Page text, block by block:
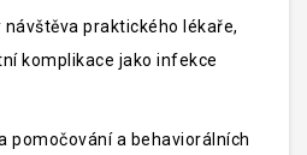
návštěva praktického lékaře,
komplikace jako infekce
pomočování a behaviorálních